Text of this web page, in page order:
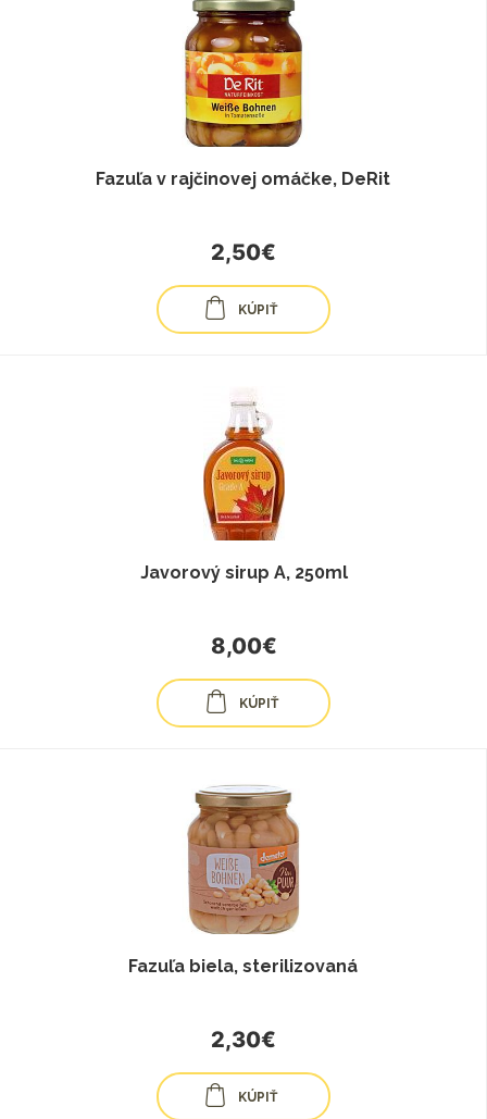
Fazuľa v rajčinovej omáčke, DeRit
2,50€
KÚPIŤ
Javorový sirup A, 250ml
8,00€
KÚPIŤ
Fazuľa biela, sterilizovaná
2,30€
KÚPIŤ